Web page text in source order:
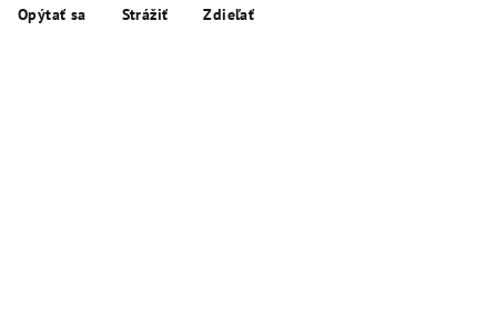
Opýtať sa Strážiť Zdieľať